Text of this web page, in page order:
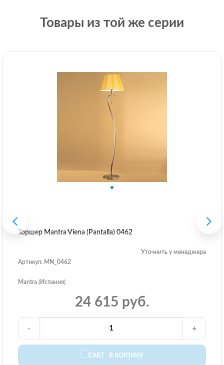
Товары из той же серии
Торшер Mantra Viena (Pantalla) 0462
Уточнить у менеджера
Артикул: MN_0462
Mantra (Испания)
24 615 руб.
В КОРЗИНУ
- +